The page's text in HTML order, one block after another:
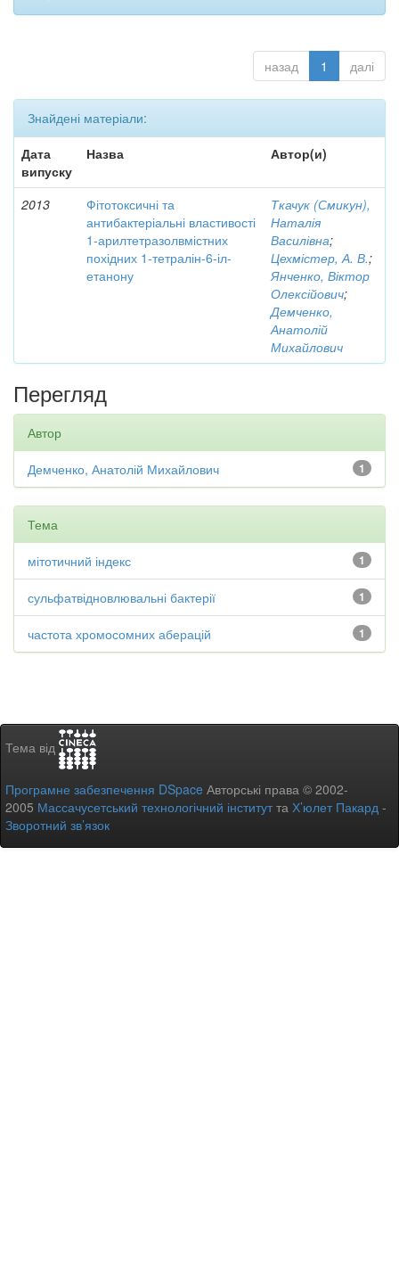
назад 1 далі
Знайдені матеріали:
Дата
випуску
Назва Автор(и)
2013
Фітотоксичні та
антибактеріальні властивості
1-арилтетразолвмістних
похідних 1-тетралін-6-іл-
етанону
Ткачук (Смикун),
Наталія
Василівна;
Цехмістер, А. В.;
Янченко, Віктор
Олексійович;
Демченко,
Анатолій
Михайлович
Перегляд
Автор
1
Демченко, Анатолій Михайлович
Тема
1
мітотичний індекс
1
сульфатвідновлювальні бактерії
1
частота хромосомних аберацій
Тема від
Програмне забезпечення DSpace Авторські права © 2002-
2005 Массачусетський технологічний інститутта Х’юлет Пакард -
Зворотний зв’язок